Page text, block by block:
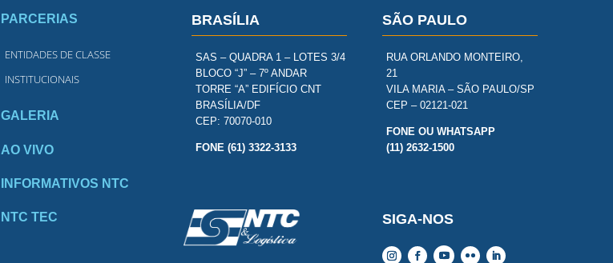
PARCERIAS
ENTIDADES DE CLASSE
INSTITUCIONAIS
GALERIA
AO VIVO
INFORMATIVOS NTC
NTC TEC
BRASÍLIA
SAS – QUADRA 1 – LOTES 3/4
BLOCO “J” – 7º ANDAR
TORRE “A” EDIFÍCIO CNT
BRASÍLIA/DF
CEP: 70070-010
FONE (61) 3322-3133
SÃO PAULO
RUA ORLANDO MONTEIRO,
21
VILA MARIA – SÃO PAULO/SP
CEP – 02121-021
FONE OU WHATSAPP
(11) 2632-1500
SIGA-NOS